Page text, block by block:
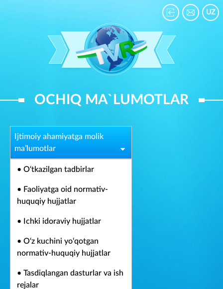
UZ
OCHIQ MA`LUMOTLAR
Ijtimoiy ahamiyatga molik
ma’lumotlar
• O‘tkazilgan tadbirlar
• Faoliyatga oid normativ-
huquqiy hujjatlar
• Ichki idoraviy hujjatlar
• O‘z kuchini yo‘qotgan
normativ-huquqiy hujjatlar
• Tasdiqlangan dasturlar va ish
rejalar